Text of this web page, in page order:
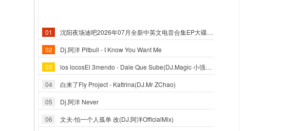
01
沈阳夜场迪吧2026年07月全新中英文电音合集EP大碟-沈阳DJ小良
02
Dj.阿洋 Pitbull - I Know You Want Me
03
los locosEl 3mendo - Dale Que Sube(DJ.Magic 小强Official Mix)
04
白来了Fly Project - Kattrina(DJ.Mr ZChao)
05
Dj.阿洋 Never
06
文夫-怕一个人孤单 改(DJ.阿洋OfficialMix)